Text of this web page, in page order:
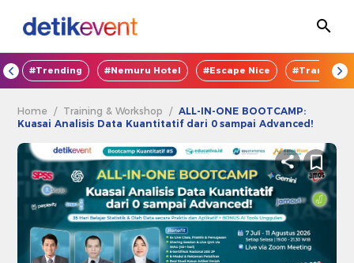
#Trending #Nemuru Hotel #Escape Nice
Home / Training & Workshop /ALL-IN-ONE BOOTCAMP:
Kuasai Analisis Data Kuantitatif dari 0 sampai Advanced!